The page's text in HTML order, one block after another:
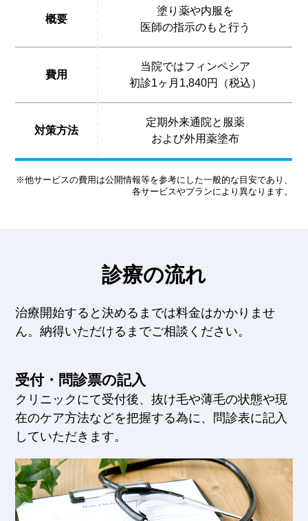
概要
塗り薬や内服を
医師の指示のもと行う
費用
当院ではフィンペシア
初診1ヶ月1,840円（税込）
対策方法
定期外来通院と服薬
および外用薬塗布
※他サービスの費用は公開情報等を参考にした一般的な目安であり、
各サービスやプランにより異なります。
診療の流れ
治療開始すると決めるまでは料金はかかりませ
ん。納得いただけるまでご相談ください。
受付・問診票の記入
クリニックにて受付後、抜け毛や薄毛の状態や現
在のケア方法などを把握する為に、問診表に記入
していただきます。